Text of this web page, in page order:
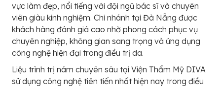
vực làm đẹp, nổi tiếng với đội ngũ bác sĩ và chuyên
viên giàu kinh nghiệm. Chi nhánh tại Đà Nẵng được
khách hàng đánh giá cao nhờ phong cách phục vụ
chuyên nghiệp, không gian sang trọng và ứng dụng
công nghệ hiện đại trong điều trị da.
Liệu trình trị nám chuyên sâu tại Viện Thẩm Mỹ DIVA
sử dụng công nghệ tiên tiến nhất hiện nay trong điều